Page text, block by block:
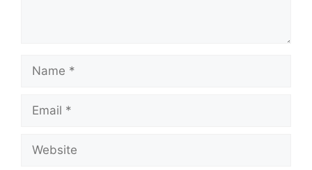
Name
Email
Website